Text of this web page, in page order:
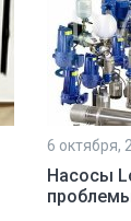
6 октября,
Насосы